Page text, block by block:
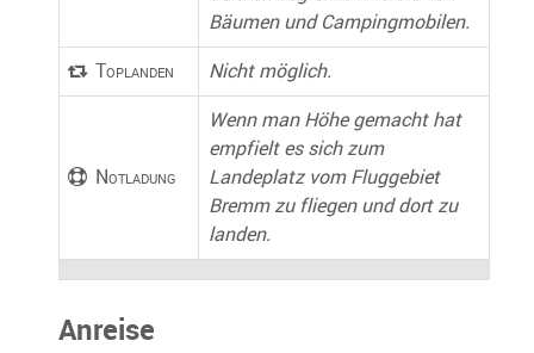
Bäumen und Campingmobilen.
Toplanden Nicht möglich.
Notladung
Wenn man Höhe gemacht hat
empfielt es sich zum
Landeplatz vom Fluggebiet
Bremm zu fliegen und dort zu
landen.
Anreise